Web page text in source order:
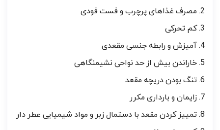
مصرف غذاهای پرچرب و فست فودی
کم تحرکی
آمیزش و رابطه جنسی مقعدی
خاراندن بیش از حد نواحی نشیمنگاهی
تنگ بودن دریچه مقعد
زایمان و بارداری مکرر
تمییز کردن مقعد با دستمال زبر و مواد شیمیایی عطر دار